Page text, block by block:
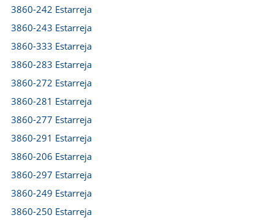
3860-242 Estarreja
3860-243 Estarreja
3860-333 Estarreja
3860-283 Estarreja
3860-272 Estarreja
3860-281 Estarreja
3860-277 Estarreja
3860-291 Estarreja
3860-206 Estarreja
3860-297 Estarreja
3860-249 Estarreja
3860-250 Estarreja